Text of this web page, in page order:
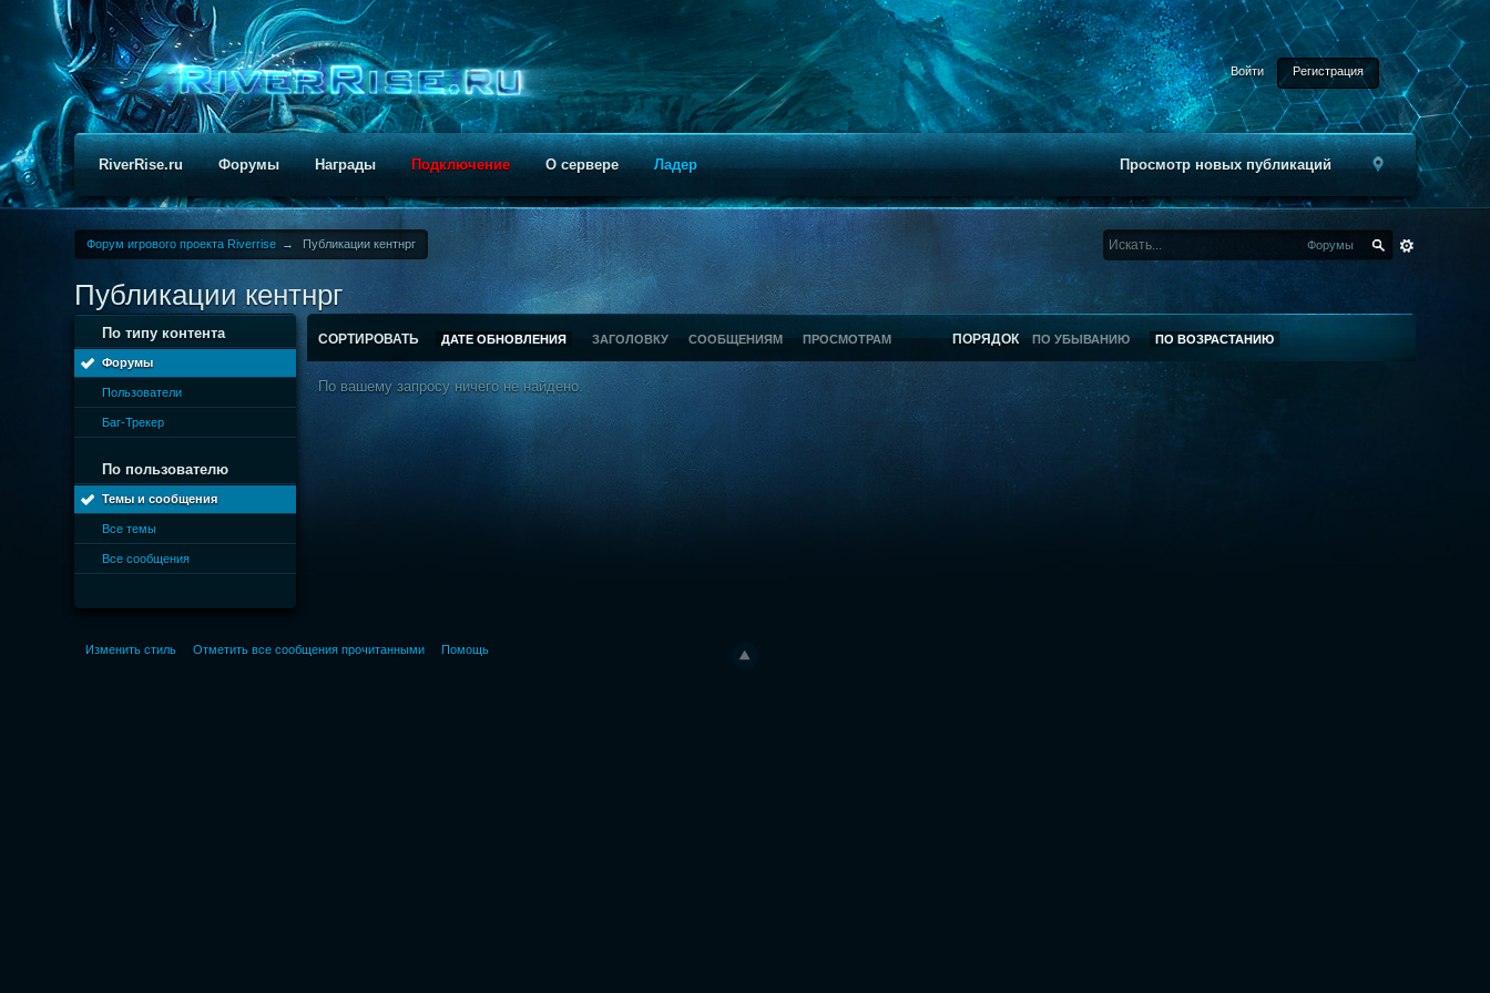
Войти Регистрация
Просмотр новых публикаций
RiverRise.ru Форумы Награды Подключение О сервере Ладер
Форум игрового проекта Riverrise → Публикации кентнрг Форумы
Публикации кентнрг
По типу контента
Форумы
Пользователи
Баг-Трекер
По пользователю
Темы и сообщения
Все темы
Все сообщения
СОРТИРОВАТЬ ДАТЕ ОБНОВЛЕНИЯ ЗАГОЛОВКУ СООБЩЕНИЯМ ПРОСМОТРАМ ПОРЯДОК ПО УБЫВАНИЮ ПО ВОЗРАСТАНИЮ
По вашему запросу ничего не найдено.
Изменить стиль Отметить все сообщения прочитанными Помощь